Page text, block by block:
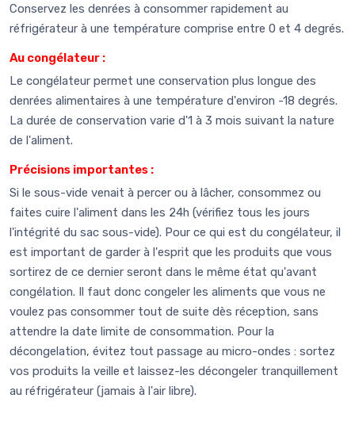
Conservez les denrées à consommer rapidement au
réfrigérateur à une température comprise entre 0 et 4 degrés.
Au congélateur :
Le congélateur permet une conservation plus longue des
denrées alimentaires à une température d'environ -18 degrés.
La durée de conservation varie d'1 à 3 mois suivant la nature
de l'aliment.
Précisions importantes :
Si le sous-vide venait à percer ou à lâcher, consommez ou
faites cuire l'aliment dans les 24h (vérifiez tous les jours
l'intégrité du sac sous-vide). Pour ce qui est du congélateur, il
est important de garder à l'esprit que les produits que vous
sortirez de ce dernier seront dans le même état qu'avant
congélation. Il faut donc congeler les aliments que vous ne
voulez pas consommer tout de suite dès réception, sans
attendre la date limite de consommation. Pour la
décongelation, évitez tout passage au micro-ondes : sortez
vos produits la veille et laissez-les décongeler tranquillement
au réfrigérateur (jamais à l'air libre).